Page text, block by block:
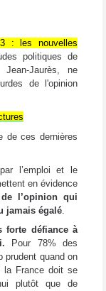
: les nouvelles
politiques de
Jaurès, ne
de l'opinion
de ces dernières
l’emploi et le
en évidence
l’opinion qui
jamais égalé
forte défiance à
Pour 78% des
prudent quand on
la France doit se
plutôt que de